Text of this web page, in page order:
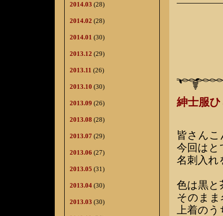
2014.03 (28)
2014.02 (28)
2014.01 (30)
2013.12 (29)
2013.11 (26)
2013.10 (30)
2013.09 (26)
2013.08 (28)
2013.07 (29)
2013.06 (27)
2013.05 (31)
2013.04 (30)
2013.03 (30)
紳士服
皆さん
今回は
名刺入れ
色は黒と
そのま
上着の